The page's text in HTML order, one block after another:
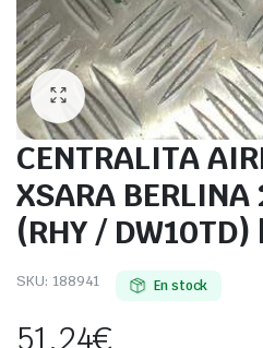
CENTRALITA
XSARA
(RHY /
SKU: 188941 En stock
51,24€